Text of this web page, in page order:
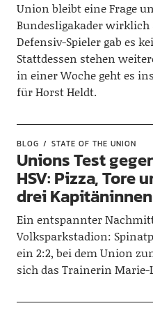
Union bleibt eine Frage
Bundesligakader wirklich
Defensiv-Spieler gab es
Stattdessen stehen
in einer Woche geht es
für Horst Heldt.
BLOG STATE OF THE UNION
Unions Test
HSV: Pizza, Tore
drei Kapitäninnen
Ein entspannter
Volksparkstadion:
ein 2:2, bei dem Union
sich das Trainerin Marie-